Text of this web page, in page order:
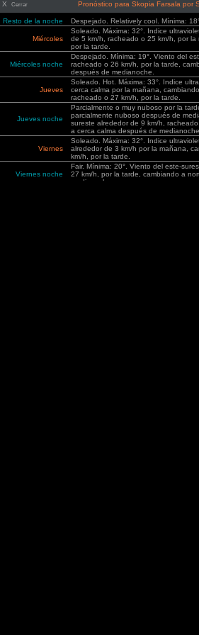
X Cerrar Pronóstico para Skopia Farsala por
Resto de la noche Despejado. Relatively cool. Mínima:
Miércoles
Soleado. Máxima: 32°. Indice
de 5 km/h, racheado o 25 km/h, por
por la tarde.
Miércoles noche
Despejado. Mínima: 19°. Viento del
racheado o 26 km/h, por la tarde,
después de medianoche.
Jueves
Soleado. Hot. Máxima: 33°. Indice
cerca calma por la mañana,
racheado o 27 km/h, por la tarde.
Jueves noche
Parcialmente o muy nuboso por la
parcialmente nuboso después de
sureste alrededor de 9 km/h,
a cerca calma después de medianoche.
Viernes
Soleado. Máxima: 32°. Indice
alrededor de 3 km/h por la mañana,
km/h, por la tarde.
Viernes noche
Fair. Mínima: 20°. Viento del este-
27 km/h, por la tarde, cambiando a
medianoche.